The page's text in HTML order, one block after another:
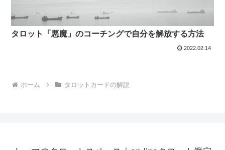
タロット「悪魔」のコーチングで自分を解放する方法
2022.02.14
ホーム タロットカードの解説